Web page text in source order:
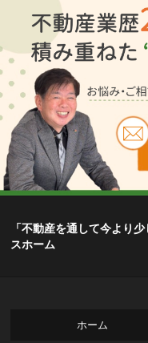
「不動産を通して今より
スホーム
ホーム